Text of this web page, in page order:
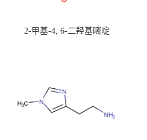
2-甲基-4, 6-二羟基嘧啶